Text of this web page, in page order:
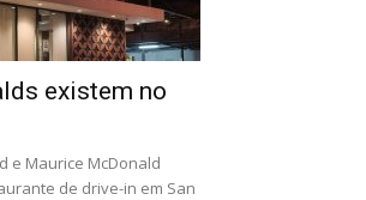
existem no
e Maurice McDonald
de drive-in em San